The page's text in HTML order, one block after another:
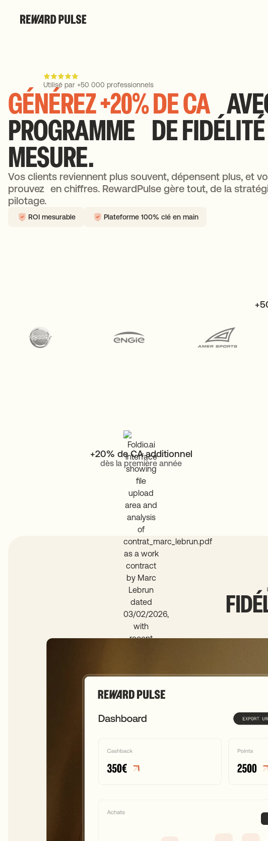
Utilisé par +50 000 professionnels
GÉNÉREZ +20% DE CA
PROGRAMME DE
MESURE.
Vos clients reviennent plus souvent, dépensent plus, et
prouvez en chiffres. RewardPulse gère tout, de la
pilotage.
ROI mesurable Plateforme 100% clé en main
+20% de CA additionnel
dès la première année